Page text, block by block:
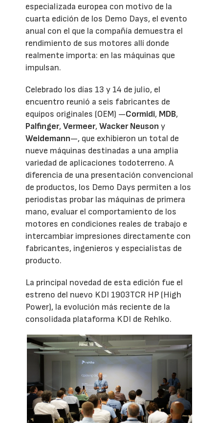
especializada europea con motivo de la
cuarta edición de los Demo Days, el evento
anual con el que la compañía demuestra el
rendimiento de sus motores allí donde
realmente importa: en las máquinas que
impulsan.
Celebrado los días 13 y 14 de julio, el
encuentro reunió a seis fabricantes de
equipos originales (OEM) —Cormidi, MDB,
Palfinger,Vermeer,Wacker Neuson y
Weidemann—, que exhibieron un total de
nueve máquinas destinadas a una amplia
variedad de aplicaciones todoterreno. A
diferencia de una presentación convencional
de productos, los Demo Days permiten a los
periodistas probar las máquinas de primera
mano, evaluar el comportamiento de los
motores en condiciones reales de trabajo e
intercambiar impresiones directamente con
fabricantes, ingenieros y especialistas de
producto.
La principal novedad de esta edición fue el
estreno del nuevo KDI 1903TCR HP (High
Power), la evolución más reciente de la
consolidada plataforma KDI de Rehlko.